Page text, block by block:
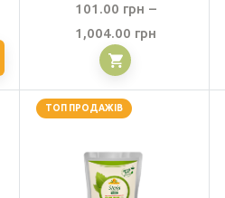
101.00 грн –
1,004.00 грнДіапазон
ТОП ПРОДАЖІВ